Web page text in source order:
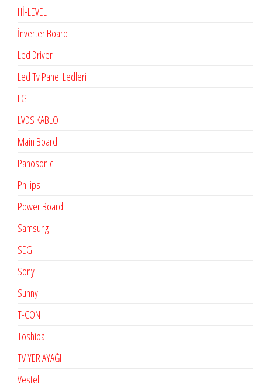
Hİ-LEVEL
İnverter Board
Led Driver
Led Tv Panel Ledleri
LG
LVDS KABLO
Main Board
Panosonic
Philips
Power Board
Samsung
SEG
Sony
Sunny
T-CON
Toshiba
TV YER AYAĞI
Vestel